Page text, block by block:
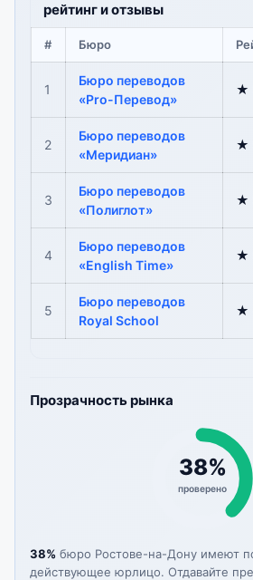
рейтинг и отзывы
# Бюро
1
Бюро переводов
«Pro-Перевод»
★
2
Бюро переводов
«Меридиан»
★
3
Бюро переводов
«Полиглот»
★
4
Бюро переводов
«English Time»
★
5
Бюро переводов
Royal School
★
Прозрачность рынка
38%
проверено
38% бюро Ростове-на-Дону имеют
действующее юрлицо. Отдавайте